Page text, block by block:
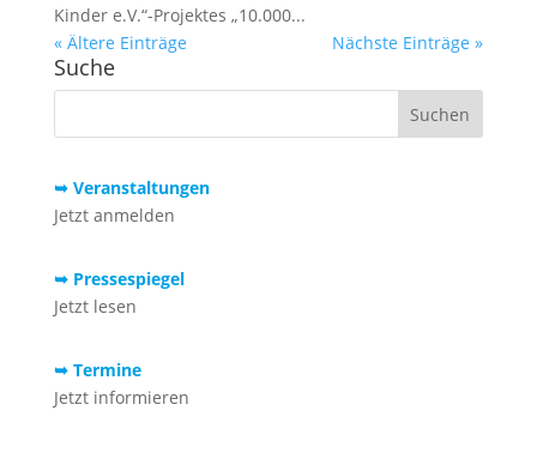
Kinder e.V.“-Projektes „10.000...
« Ältere Einträge
Nächste Einträge »
Suche
➥ Veranstaltungen
Jetzt anmelden
➥ Pressespiegel
Jetzt lesen
➥ Termine
Jetzt informieren